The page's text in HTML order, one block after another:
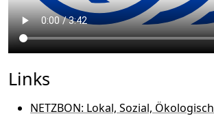
Links
NETZBON: Lokal, Sozial, Ökologisch